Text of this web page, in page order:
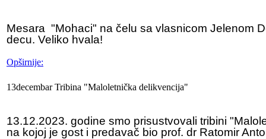
Mesara "Mohaci" na čelu sa vlasnicom Jelenom
decu. Veliko hvala!
Opširnije:
13decembar Tribina "Maloletnička delikvencija"
13.12.2023. godine smo prisustvovali tribini
na kojoj je gost i predavač bio prof. dr Ratomir